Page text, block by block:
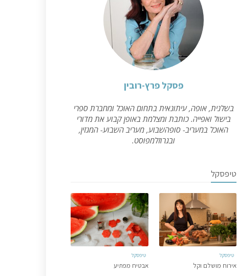
פסקל פרץ-רובין
בשלנית, אופה, עיתונאית בתחום האוכל ומחברת ספרי
בישול ואפייה. כותבת ומצלמת באופן קבוע את מדורי
האוכל במעריב- סופהשבוע, מעריב השבוע- המגזין,
ובגרוזלמפוסט.
טיפסקל
טיפסקל
אירוח מושלם וקל
טיפסקל
אבטיח מפתיע